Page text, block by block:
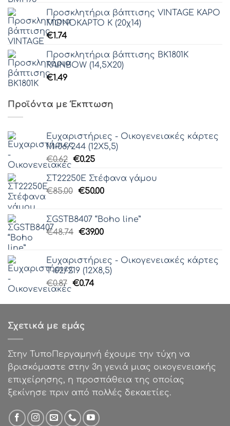
Προσκλητήρια βάπτισης VINTAGE ΚΑΡΟ
ΜΟΝΟΚΑΡΤΟ Κ (20χ14)
€1.74
Προσκλητήρια βάπτισης ΒΚ1801Κ
RAINBOW (14,5Χ20)
€1.49
Προϊόντα με Έκπτωση
Ευχαριστήριες - Οικογενειακές κάρτες
Μ-06/244 (12Χ5,5)
€0.62 Original
was:
€0.62.
€0.25Η
τιμή
είναι:
ΣΤ22250Ε Στέφανα γάμου
€85.00 Original
€85.00.
€50.00Η
είναι:
€50.00.
ΣGSTB8407 “Boho line”
€48.74 Original
€48.74.
€39.00Η
είναι:
€39.00.
Ευχαριστήριες - Οικογενειακές κάρτες
Τ-02/219 (12Χ8,5)
€0.87 Original
was:
€0.74Η
τιμή
Σχετικά με εμάς
Στην ΤυποΠεργαμηνή έχουμε την τύχη να
βρισκόμαστε στην 3η γενιά μιας οικογενειακής
επιχείρησης, η προσπάθεια της οποίας
ξεκίνησε πριν από πολλές δεκαετίες.